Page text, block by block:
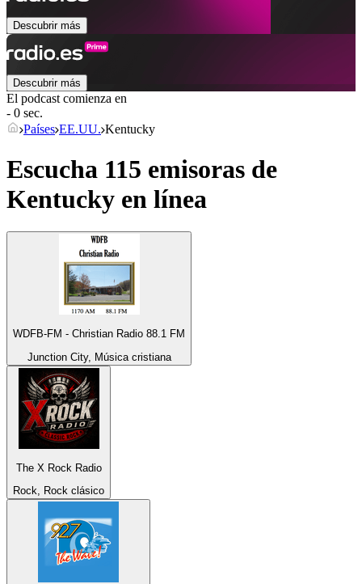
Descubrir más
Descubrir más
El podcast comienza en
- 0 sec.
Países EE.UU. Kentucky
Escucha 115 emisoras de
Kentucky en línea
WDFB-FM - Christian Radio 88.1 FM
Junction City, Música cristiana
The X Rock Radio
Rock, Rock clásico